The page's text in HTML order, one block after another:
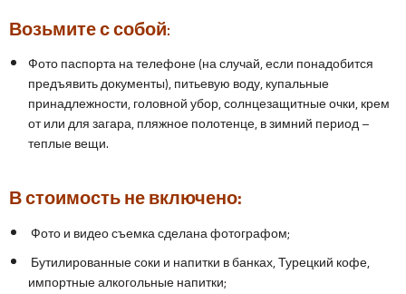
Возьмите с собой:
Фото паспорта на телефоне (на случай, если понадобится
предъявить документы), питьевую воду, купальные
принадлежности, головной убор, солнцезащитные очки, крем
от или для загара, пляжное полотенце, в зимний период –
теплые вещи.
В стоимость не включено:
Фото и видео съемка сделана фотографом;
Бутилированные соки и напитки в банках, Турецкий кофе,
импортные алкогольные напитки;